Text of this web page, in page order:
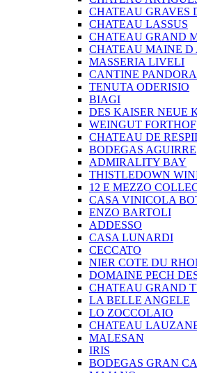
CHATEAU GRAVES
CHATEAU LASSUS
CHATEAU GRAND
CHATEAU MAINE D
MASSERIA LIVELI
CANTINE PANDORA
TENUTA ODERISIO
BIAGI
DES KAISER NEUE
WEINGUT FORTHOF
CHATEAU DE
BODEGAS AGUIRRE
ADMIRALITY BAY
THISTLEDOWN
12 E MEZZO
CASA VINICOLA
ENZO BARTOLI
ADDESSO
CASA LUNARDI
CECCATO
NIER COTE DU
DOMAINE PECH
CHATEAU GRAND
LA BELLE ANGELE
LO ZOCCOLAIO
CHATEAU
MALESAN
IRIS
BODEGAS GRAN